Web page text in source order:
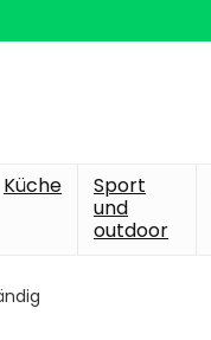
Küche
Sport
und
outdoor